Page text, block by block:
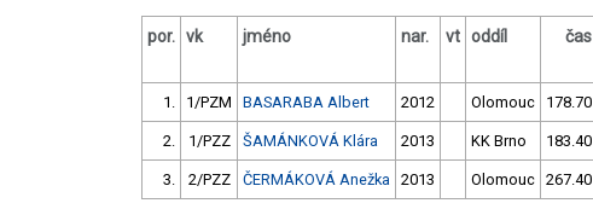
por. vk jméno nar. vt oddíl čas
1. 1/PZM BASARABA Albert 2012 Olomouc 178.70
2. 1/PZZ ŠAMÁNKOVÁ Klára 2013 KK Brno 183.40
3. 2/PZZ ČERMÁKOVÁ Anežka 2013 Olomouc 267.40